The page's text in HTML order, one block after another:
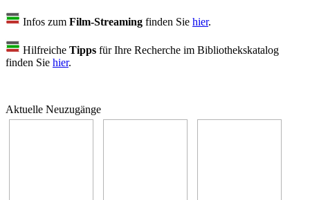
Infos zum Film-Streaming finden Sie hier.
Hilfreiche Tipps für Ihre Recherche im Bibliothekskatalog
finden Sie hier.
Aktuelle Neuzugänge